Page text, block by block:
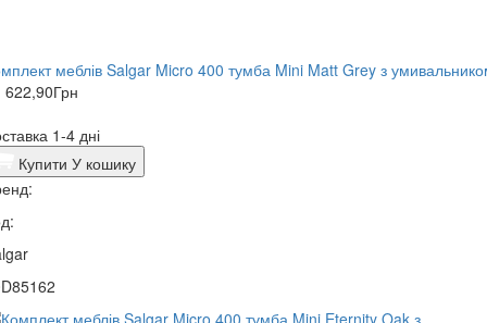
меблів Salgar Micro 400 тумба Mini Matt Grey з
622,90Грн
1-4 дні
Купити У кошику